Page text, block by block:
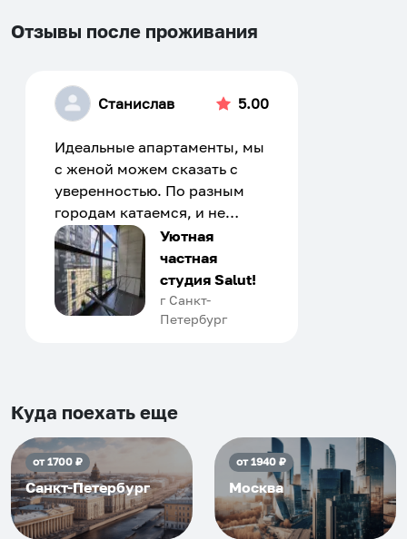
Отзывы после проживания
Станислав 5.00
Идеальные апартаменты, мы
с женой можем сказать с
уверенностью. По разным
городам катаемся, и не
только в России. Сервис на
отличном уровне. Хозяин
апартаментов доброй души
человек, всегда можно
договориться, подскажет
приезжать еще...
Уютная
частная
студия Salut!
г Санкт-
Петербург
Куда поехать еще
от1700₽
Санкт-Петербург
от1940₽
Москва